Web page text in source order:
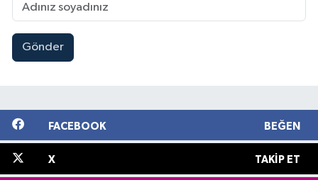
Gönder
FACEBOOK BEĞEN
X TAKIP ET